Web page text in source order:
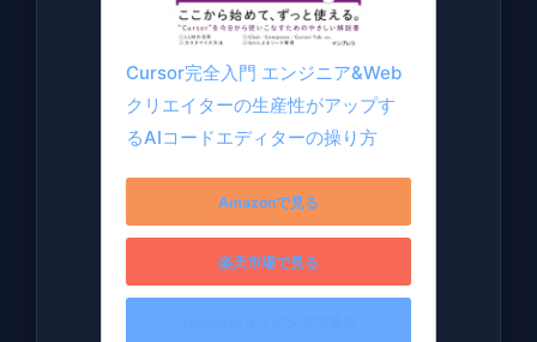
Cursor完全入門 エンジニア&Web
クリエイターの生産性がアップす
るAIコードエディターの操り方
Amazonで見る
楽天市場で見る